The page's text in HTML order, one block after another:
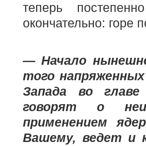
теперь
окончательно: горе
— Начало
того
Запада во
говорят о
применением
Вашему, ведет и